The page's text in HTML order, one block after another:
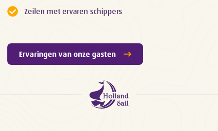
Zeilen met ervaren schippers
Ervaringen van onze gasten